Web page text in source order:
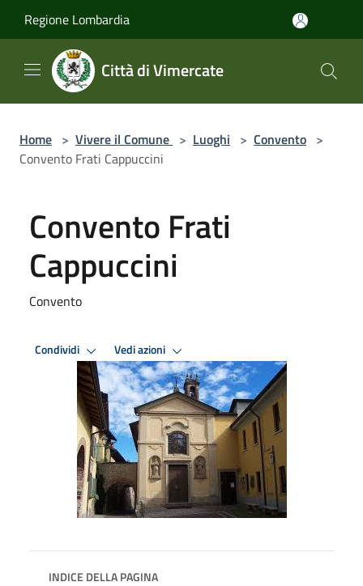
Regione Lombardia
Città di Vimercate
Home > Vivere il Comune > Luoghi > Convento >
Convento Frati Cappuccini
Convento Frati
Cappuccini
Convento
Condividi Vedi azioni
INDICE DELLA PAGINA